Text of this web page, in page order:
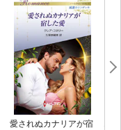
愛されぬカナリアが宿